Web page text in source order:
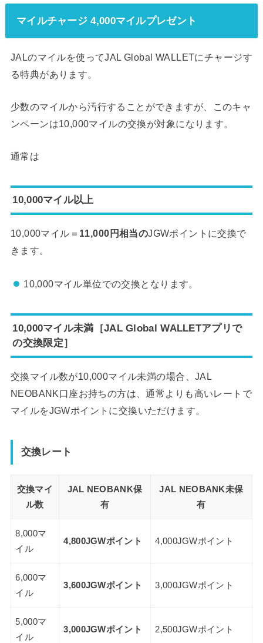
マイルチャージ 4,000マイルプレゼント
JALのマイルを使ってJAL Global WALLETにチャージす
る特典があります。
少数のマイルから汚行することができますが、このキャ
ンペーンは10,000マイルの交換が対象になります。
通常は
10,000マイル以上
10,000マイル＝ 11,000円相当のJGWポイントに交換で
きます。
10,000マイル単位での交換となります。
10,000マイル未満［JAL Global WALLETアプリで
の交換限定］
交換マイル数が10,000マイル未満の場合、JAL
NEOBANK口座お持ちの方は、通常よりも高いレートで
マイルをJGWポイントに交換いただけます。
交換レート
交換マイ
ル数
JAL NEOBANK保
有
JAL NEOBANK未保
有
8,000マ
イル
4,800JGWポイント 4,000JGWポイント
6,000マ
イル
3,600JGWポイント 3,000JGWポイント
5,000マ
イル
3,000JGWポイント 2,500JGWポイント